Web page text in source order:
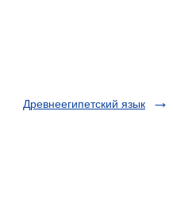
Древнеегипетский язык